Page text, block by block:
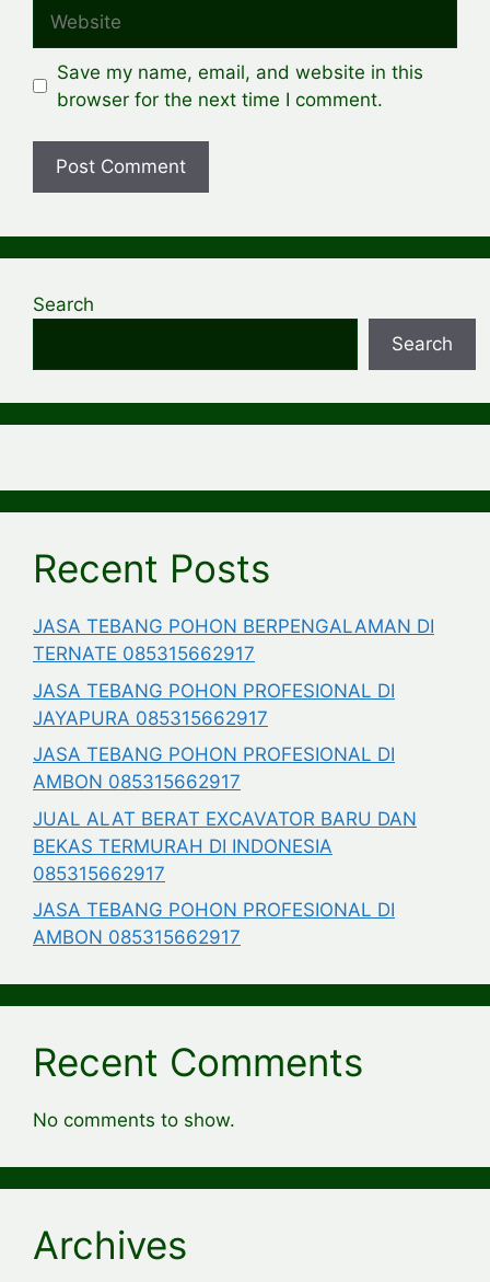
Save my name, email, and website in this
browser for the next time I comment.
Search
Search
Recent Posts
JASA TEBANG POHON BERPENGALAMAN DI
TERNATE 085315662917
JASA TEBANG POHON PROFESIONAL DI
JAYAPURA 085315662917
JASA TEBANG POHON PROFESIONAL DI
AMBON 085315662917
JUAL ALAT BERAT EXCAVATOR BARU DAN
BEKAS TERMURAH DI INDONESIA
085315662917
JASA TEBANG POHON PROFESIONAL DI
AMBON 085315662917
Recent Comments
No comments to show.
Archives